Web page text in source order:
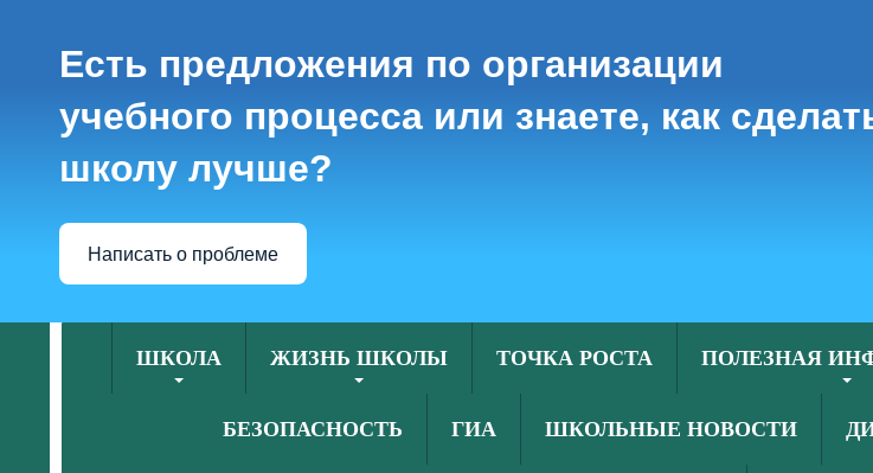
Есть предложения по организации
учебного процесса или знаете, как
школу лучше?
Написать о проблеме
ШКОЛА ЖИЗНЬ ШКОЛЫ ТОЧКА РОСТА ПОЛЕЗНАЯ
БЕЗОПАСНОСТЬ ГИА ШКОЛЬНЫЕ НОВОСТИ